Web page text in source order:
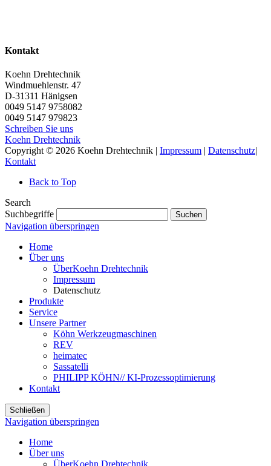
Kontakt
Koehn Drehtechnik
Windmuehlenstr. 47
D-31311 Hänigsen
0049 5147 9758082
0049 5147 979823
Schreiben Sie uns
Koehn Drehtechnik
Copyright © 2026 Koehn Drehtechnik | Impressum | Datenschutz|
Kontakt
Back to Top
Search
Suchbegriffe
Suchen
Navigation überspringen
Home
Über uns
ÜberKoehn Drehtechnik
Impressum
Datenschutz
Produkte
Service
Unsere Partner
Köhn Werkzeugmaschinen
REV
heimatec
Sassatelli
PHILIPP KÖHN// KI-Prozessoptimierung
Kontakt
Schließen
Navigation überspringen
Home
Über uns
ÜberKoehn Drehtechnik